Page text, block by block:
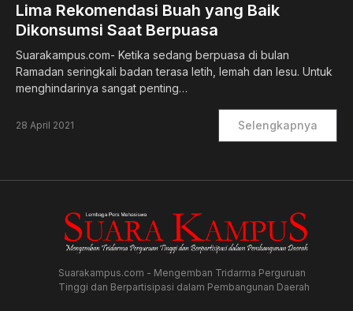
Lima Rekomendasi Buah yang Baik
Dikonsumsi Saat Berpuasa
Suarakampus.com- Ketika sedang berpuasa di bulan
Ramadan seringkali badan terasa letih, lemah dan lesu. Untuk
menghindarinya sangat penting…
28 April 2021 Selengkapnya
Suarakampus.com - Mengemban Tridarma Perguruan
Tinggi dan Berpartisipasi dalam Pembangunan Daerah